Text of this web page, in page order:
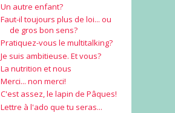
Un autre enfant?
Faut-il toujours plus de loi... ou
de gros bon sens?
Pratiquez-vous le multitalking?
Je suis ambitieuse. Et vous?
La nutrition et nous
Merci... non merci!
C'est assez, le lapin de Pâques!
Lettre à l'ado que tu seras...